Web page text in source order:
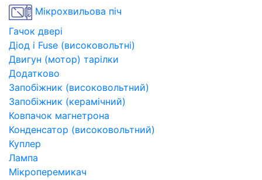
Мікрохвильова піч
Гачок двері
Діод і Fuse (високовольтні)
Двигун (мотор) тарілки
Додатково
Запобіжник (високовольтний)
Запобіжник (керамічний)
Ковпачок магнетрона
Конденсатор (високовольтний)
Куплер
Лампа
Мікроперемикач